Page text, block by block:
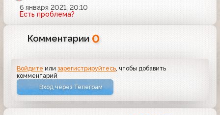
6 января 2021, 20:10
Есть проблема?
Комментарии 0
Войдите илизарегистрируйтесь , чтобы добавить
комментарий
Вход через Телеграм